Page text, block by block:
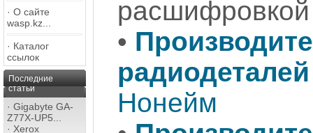
· О сайте
wasp.kz...
· Каталог
ссылок
Последние
статьи
· Gigabyte GA-
Z77X-UP5...
· Xerox
•
Нонейм